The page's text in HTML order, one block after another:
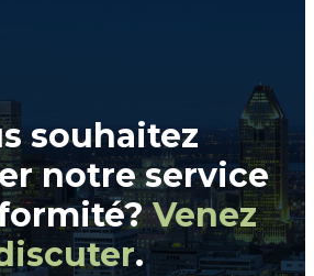
souhaitez
notre service
Venez
.